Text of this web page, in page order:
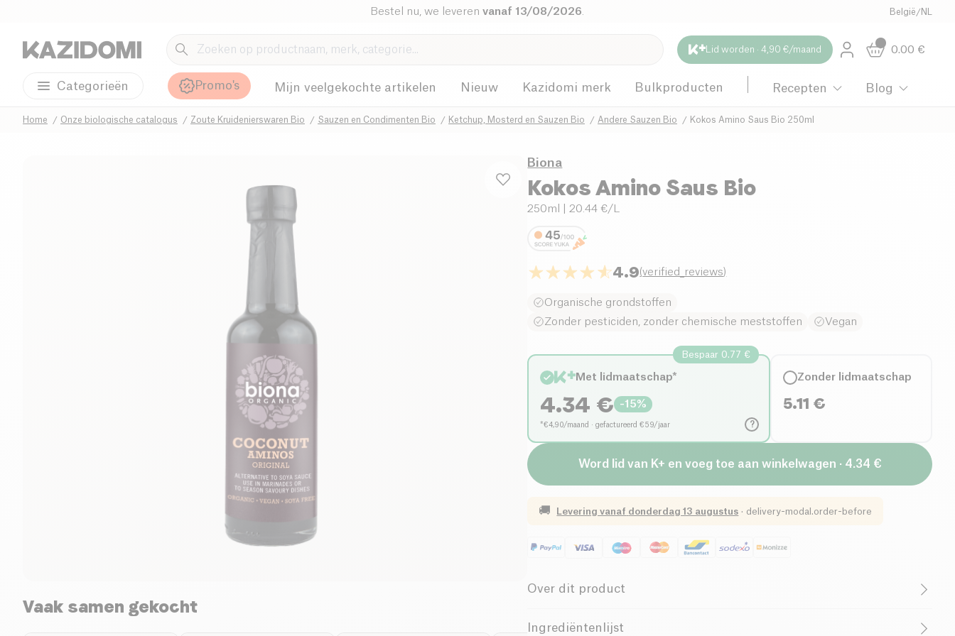
Bestel nu, we leverenvanaf 13/08/2026 België /NL
Lid worden · 4,90 €/maand 0.00 €
Categorieën Promo's Mijn veelgekochte artikelen Nieuw Kazidomi merk Bulkproducten Recepten Blog
Home Onze biologische catalogus Zoute Kruidenierswaren Bio Sauzen en Condimenten Bio Ketchup, Mosterd en Sauzen Bio Andere Sauzen Bio Kokos Amino Saus Bio 250ml
Vaak samen gekocht
Biona
Kokos Amino Saus Bio
250ml | 20.44 €/L
4.9(verified_reviews)
Organische grondstoffen
Zonder pesticiden, zonder chemische meststoffen
Vegan
?
Bespaar 0.77 €
Met lidmaatschap*
4.34 € -15%
*€4,90/maand · gefactureerd €59/jaar
Zonder lidmaatschap
5.11 €
Word lid van K+ en voeg toe aan winkelwagen · 4.34 €
🚚 Levering vanaf donderdag 13 augustus · delivery-modal.order-before
Over dit product
Vegan Lactosevrij (ingrediënten)
Ingrediëntenlijst